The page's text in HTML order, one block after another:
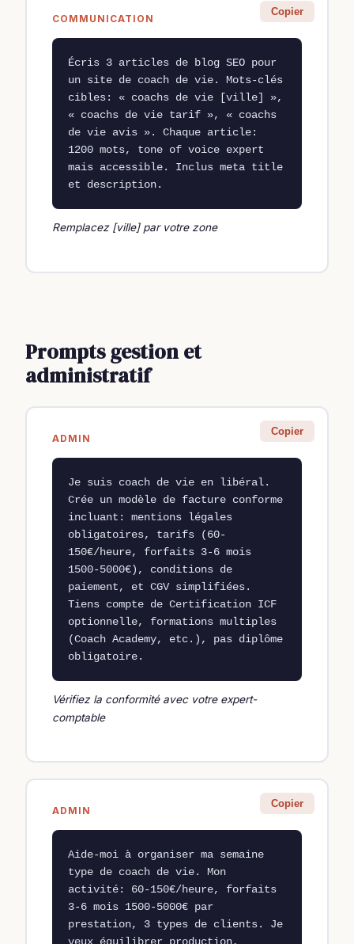
COMMUNICATION
Copier
Écris 3 articles de blog SEO pour
un site de coach de vie. Mots-clés
cibles: « coachs de vie [ville] »,
« coachs de vie tarif », « coachs
de vie avis ». Chaque article:
1200 mots, tone of voice expert
mais accessible. Inclus meta title
et description.
Remplacez [ville] par votre zone
Prompts gestion et
administratif
ADMIN
Copier
Je suis coach de vie en libéral.
Crée un modèle de facture conforme
incluant: mentions légales
obligatoires, tarifs (60-
150€/heure, forfaits 3-6 mois
1500-5000€), conditions de
paiement, et CGV simplifiées.
Tiens compte de Certification ICF
optionnelle, formations multiples
(Coach Academy, etc.), pas diplôme
obligatoire.
Vérifiez la conformité avec votre expert-
comptable
ADMIN
Copier
Aide-moi à organiser ma semaine
type de coach de vie. Mon
activité: 60-150€/heure, forfaits
3-6 mois 1500-5000€ par
prestation, 3 types de clients. Je
veux équilibrer production,